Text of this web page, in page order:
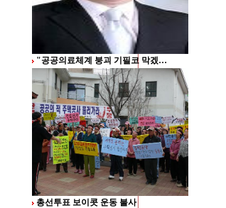
"공공의료체계 붕괴 기필코 막겠…
총선투표 보이콧 운동 불사